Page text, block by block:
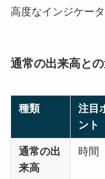
高度なインジケー
通常の出来高と
種類
注目
ント
通常の出
来高
時間